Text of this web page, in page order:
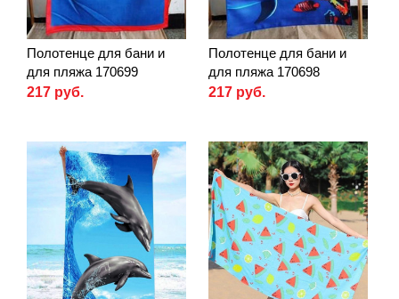
Полотенце для бани и
для пляжа 170699
217 руб.
Полотенце для бани и
для пляжа 170698
217 руб.